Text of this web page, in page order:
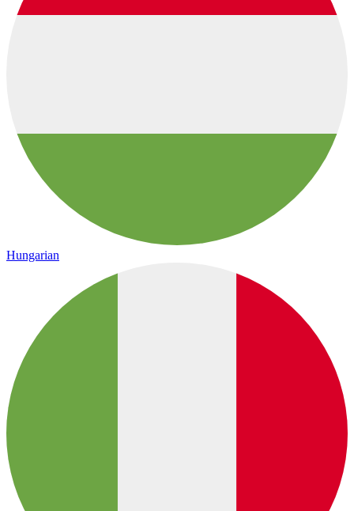
Hungarian